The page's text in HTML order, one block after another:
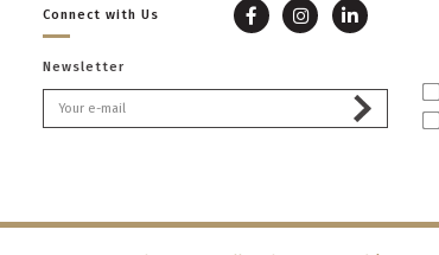
Connect with Us
Newsletter